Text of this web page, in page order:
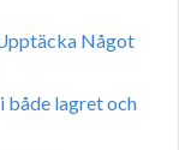
Något
både lagret och